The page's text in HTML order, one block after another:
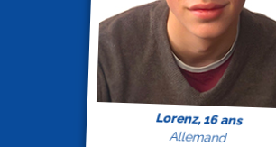
Lorenz, 16 ans
Allemand